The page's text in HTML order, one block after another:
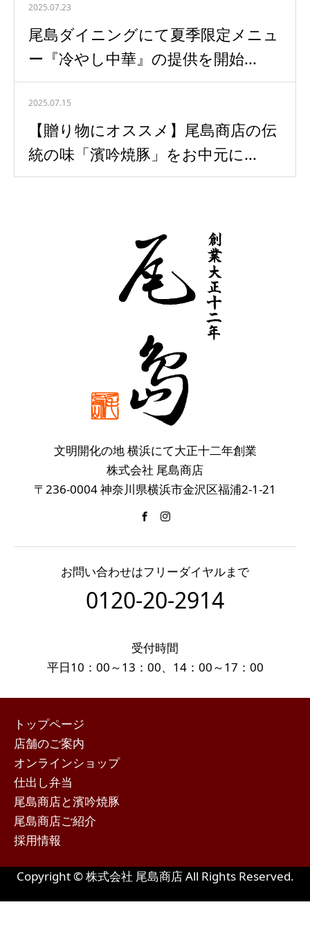
2025.07.23
尾島ダイニングにて夏季限定メニュ
ー『冷やし中華』の提供を開始...
2025.07.15
【贈り物にオススメ】尾島商店の伝
統の味「濱吟焼豚」をお中元に...
文明開化の地 横浜にて大正十二年創業
株式会社 尾島商店
〒236-0004 神奈川県横浜市金沢区福浦2-1-21
お問い合わせはフリーダイヤルまで
0120-20-2914
受付時間
平日10：00～13：00、14：00～17：00
トップページ
店舗のご案内
オンラインショップ
仕出し弁当
尾島商店と濱吟焼豚
尾島商店ご紹介
採用情報
Copyright © 株式会社 尾島商店 All Rights Reserved.